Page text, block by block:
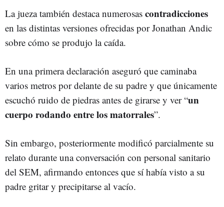
La jueza también destaca numerosas contradicciones
en las distintas versiones ofrecidas por Jonathan Andic
sobre cómo se produjo la caída.
En una primera declaración aseguró que caminaba
varios metros por delante de su padre y que únicamente
escuchó ruido de piedras antes de girarse y ver “un
cuerpo rodando entre los matorrales”.
Sin embargo, posteriormente modificó parcialmente su
relato durante una conversación con personal sanitario
del SEM, afirmando entonces que sí había visto a su
padre gritar y precipitarse al vacío.